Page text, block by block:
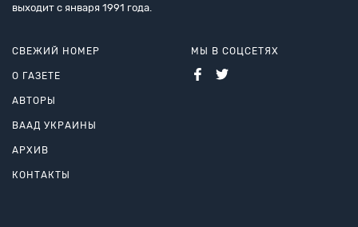
выходит с января 1991 года.
СВЕЖИЙ НОМЕР
О ГАЗЕТЕ
АВТОРЫ
ВААД УКРАИНЫ
АРХИВ
КОНТАКТЫ
МЫ В СОЦСЕТЯХ